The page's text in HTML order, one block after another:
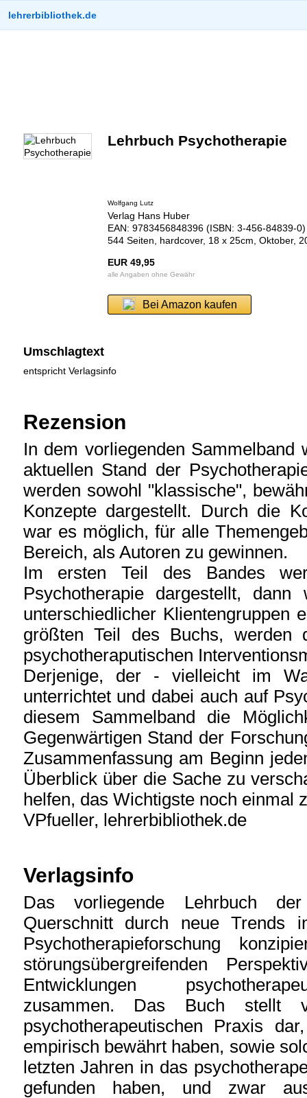
lehrerbibliothek.de
Lehrbuch Psychotherapie
Wolfgang Lutz
Verlag Hans Huber
EAN: 9783456848396 (ISBN: 3-456-84839-0)
544 Seiten, hardcover, 18 x 25cm, Oktober,
EUR 49,95
alle Angaben ohne Gewähr
Bei Amazon kaufen
Umschlagtext
entspricht Verlagsinfo
Rezension
In dem vorliegenden
aktuellen Stand der
werden sowohl "klassische",
Konzepte dargestellt. Durch die
war es möglich, für alle
Bereich, als Autoren zu gewinnen.
Im ersten Teil des Bandes
Psychotherapie dargestellt,
unterschiedlicher Klientengruppen
größten Teil des Buchs, werden
psychotheraputischen
Derjenige, der - vielleicht im
unterrichtet und dabei auch auf
diesem Sammelband die
Gegenwärtigen Stand der
Zusammenfassung am Beginn
Überblick über die Sache zu
helfen, das Wichtigste noch einmal
VPfueller, lehrerbibliothek.de
Verlagsinfo
Das vorliegende Lehrbuch
Querschnitt durch neue Trends
Psychotherapieforschung
störungsübergreifenden
Entwicklungen
zusammen. Das Buch stellt
psychotherapeutischen Praxis
empirisch bewährt haben, sowie
letzten Jahren in das
gefunden haben, und zwar